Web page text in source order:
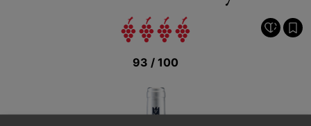
93 / 100